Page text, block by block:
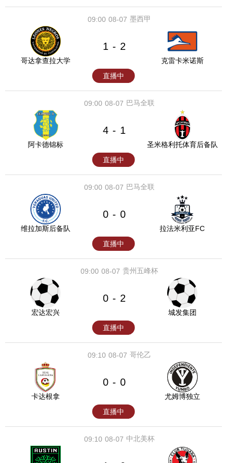
08-07
09:00 墨西甲
哥达拿查拉大学
1 - 2
克雷卡米诺斯
直播中
08-07
09:00 巴马全联
阿卡德锦标
4 - 1
圣米格利托体育后备队
直播中
08-07
09:00 巴马全联
维拉加斯后备队
0 - 0
拉法米利亚FC
直播中
08-07
09:00 贵州五峰杯
宏达宏兴
0 - 2
城发集团
直播中
08-07
09:10 哥伦乙
卡达根拿
0 - 0
尤姆博独立
直播中
08-07
09:10 中北美杯